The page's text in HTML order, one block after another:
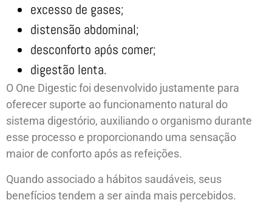
excesso de gases;
distensão abdominal;
desconforto após comer;
digestão lenta.
O One Digestic foi desenvolvido justamente para
oferecer suporte ao funcionamento natural do
sistema digestório, auxiliando o organismo durante
esse processo e proporcionando uma sensação
maior de conforto após as refeições.
Quando associado a hábitos saudáveis, seus
benefícios tendem a ser ainda mais percebidos.